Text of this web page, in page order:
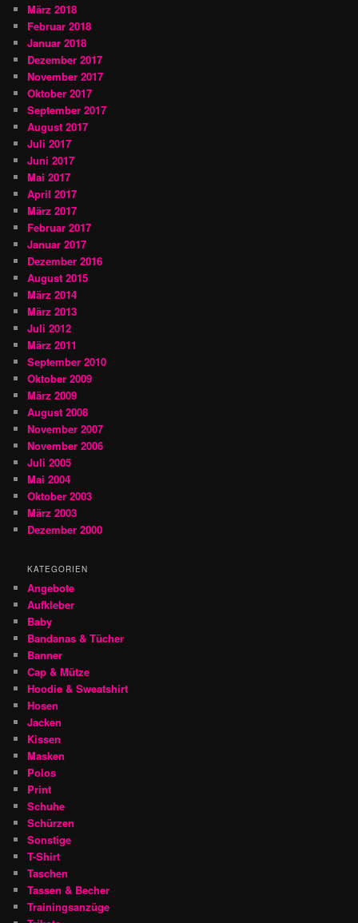
März 2018
Februar 2018
Januar 2018
Dezember 2017
November 2017
Oktober 2017
September 2017
August 2017
Juli 2017
Juni 2017
Mai 2017
April 2017
März 2017
Februar 2017
Januar 2017
Dezember 2016
August 2015
März 2014
März 2013
Juli 2012
März 2011
September 2010
Oktober 2009
März 2009
August 2008
November 2007
November 2006
Juli 2005
Mai 2004
Oktober 2003
März 2003
Dezember 2000
KATEGORIEN
Angebote
Aufkleber
Baby
Bandanas & Tücher
Banner
Cap & Mütze
Hoodie & Sweatshirt
Hosen
Jacken
Kissen
Masken
Polos
Print
Schuhe
Schürzen
Sonstige
T-Shirt
Taschen
Tassen & Becher
Trainingsanzüge